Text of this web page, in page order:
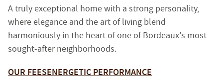
A truly exceptional home with a strong personality,
where elegance and the art of living blend
harmoniously in the heart of one of Bordeaux's most
sought-after neighborhoods.
OUR FEESENERGETIC PERFORMANCE
https://recevabilite-mediations.medimmoconso.fr
Aix-en-Provence - Haute-Provence
1 rue du 4 septembre - 13100 Aix-en-Provence
Tel : +33 (0)4 42 54 52 27 -aix@emilegarcin.com